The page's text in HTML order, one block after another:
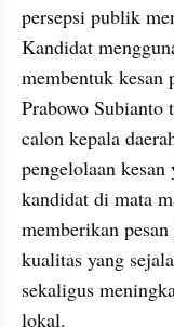
persepsi publik
Kandidat
membentuk
Prabowo Subianto
calon kepala
pengelolaan
kandidat di mata
memberikan
kualitas yang
sekaligus
lokal.